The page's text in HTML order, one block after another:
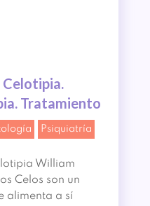
Celotipia.
Tratamiento
Psiquiatría
William
Celos son un
alimenta a sí